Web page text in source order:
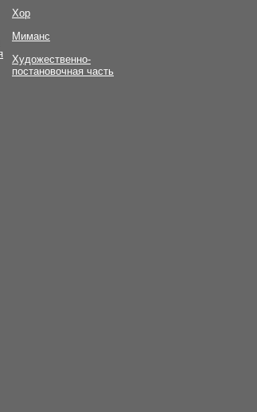
Хор
Миманс
Художественно-
постановочная часть